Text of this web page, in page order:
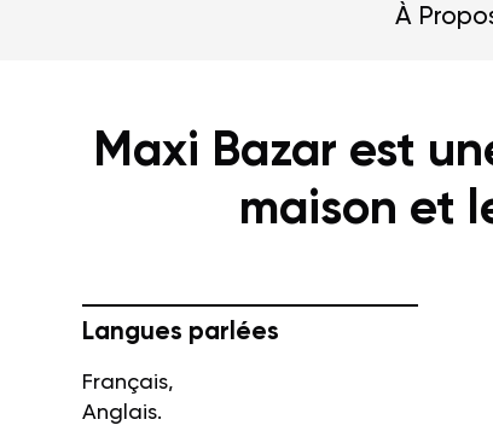
À
Maxi Bazar est
maison et
Langues parlées
Français,
Anglais.